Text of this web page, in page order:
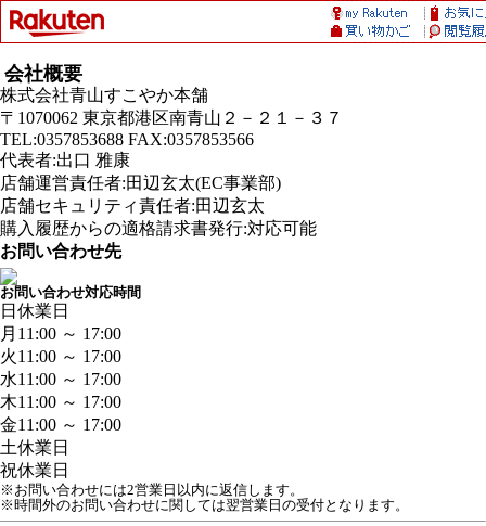
会社概要
株式会社青山すこやか本舗
〒1070062 東京都港区南青山２－２１－３７
TEL:0357853688 FAX:0357853566
代表者:出口 雅康
店舗運営責任者:田辺玄太(EC事業部)
店舗セキュリティ責任者:田辺玄太
購入履歴からの適格請求書発行:対応可能
お問い合わせ先
お問い合わせ対応時間
日 休業日
月 11:00 ～ 17:00
火11:00 ～ 17:00
水11:00 ～ 17:00
木11:00 ～ 17:00
金11:00 ～ 17:00
土休業日
祝休業日
※お問い合わせには2営業日以内に返信します。
※時間外のお問い合わせに関しては翌営業日の受付となります。